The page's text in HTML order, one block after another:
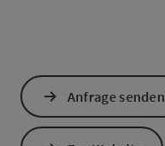
Anfrage senden